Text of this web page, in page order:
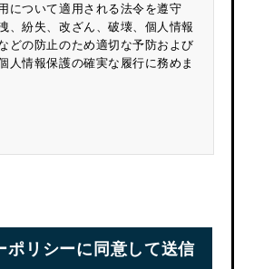
について適用される法令を遵守
、紛失、改ざん、破壊、個人情報
どの防止のため適切な予防および
人情報保護の確実な履行に務めま